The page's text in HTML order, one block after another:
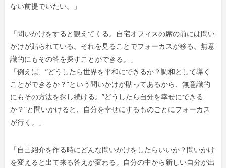
ない前提でいたい。」
「問いかけをすると観えてくる。自宅オフィスの席の前には問い
かけが貼られている。それを見ることでフォーカスが移る。無意
識的にもその答を探すことができる。
」
「例えば、”どうしたら世界を平和にできるか？調和として導く
ことができるか？”という問いかけが貼ってあるから、無意識的
にもその方法を探し続ける。”どうしたら自分を幸せにできる
か？”と問いかけると、自分を幸せにするものごとにフォーカス
が行く。」
「自己紹介を作る時にどんな問いかけをしたらいいか？問いかけ
を変えると出て来る答えが変わる。自分の中から新しい自分が出